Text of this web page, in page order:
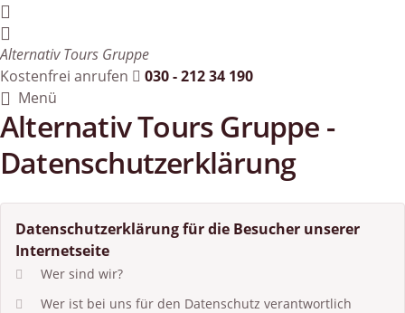
Alternativ Tours Gruppe
Kostenfrei anrufen
030 - 212 34 190
Menü
Alternativ Tours Gruppe -
Datenschutzerklärung
Datenschutzerklärung für die Besucher unserer
Internetseite
Wer sind wir?
Wer ist bei uns für den Datenschutz verantwortlich